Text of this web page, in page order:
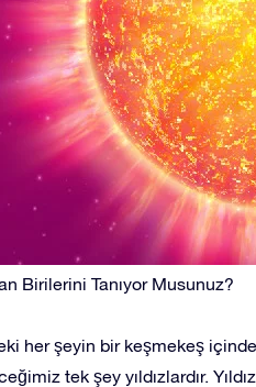
Birilerini Tanıyor Musunuz?
her şeyin bir keşmekeş
tek şey yıldızlardır.